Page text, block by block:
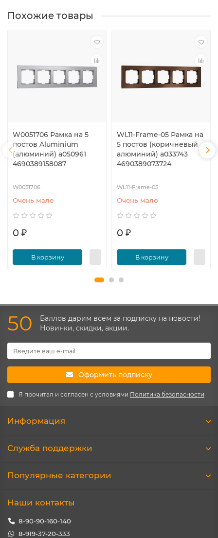
Похожие товары
W0051706 Рамка на 5
постов Aluminium
(алюминий) a050961
4690389158087
W0051706
Очень мало
0 ₽
В корзину
WL11-Frame-05 Рамка на
5 постов (коричневый
алюминий) a033743
4690389073724
WL11-Frame-05
Очень мало
0 ₽
В корзину
50
Баллов дарим всем за подписку на новости!
Новинки, скидки, акции.
Оформить подписку
Я прочитал и согласен с условиями Политика безопасности
Информация
Служба поддержки
Популярные категории
Наши контакты
8-90-90-160-140
8-919-37-20-333